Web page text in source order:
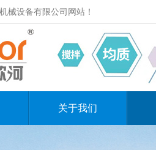
械设备有限公司网站！
关于我们